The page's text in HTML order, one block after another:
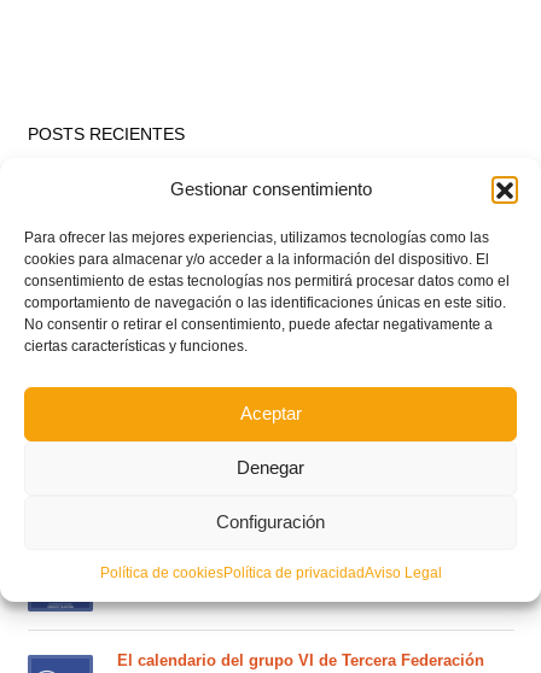
Gestionar consentimiento
Para ofrecer las mejores experiencias, utilizamos tecnologías como las
cookies para almacenar y/o acceder a la información del dispositivo. El
consentimiento de estas tecnologías nos permitirá procesar datos como el
comportamiento de navegación o las identificaciones únicas en este sitio.
No consentir o retirar el consentimiento, puede afectar negativamente a
ciertas características y funciones.
Aceptar
Denegar
Configuración
Política de cookiesPolítica de privacidadAviso Legal
POSTS RECIENTES
Estos son los dos grupos y calendarios de Lliga
Circular nº. 7 – IV Supercopa Comunitat FFCV Futsal
Este es el grupo VI y calendario de Tercera
Federación RFEF para la temporada 2026/2027
fútbol sala de la temporada 2026/2027
El calendario del grupo VI de Tercera Federación